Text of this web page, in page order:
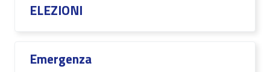
ELEZIONI
Emergenza